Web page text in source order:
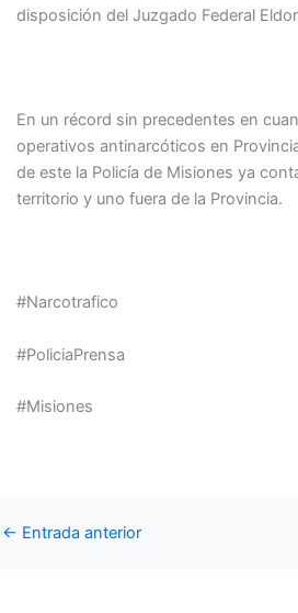
disposición del Juzgado Federal
En un récord sin precedentes en
operativos antinarcóticos en
de este la Policía de Misiones ya
territorio y uno fuera de la Provincia.
#Narcotrafico
#PoliciaPrensa
#Misiones
← Entrada anterior